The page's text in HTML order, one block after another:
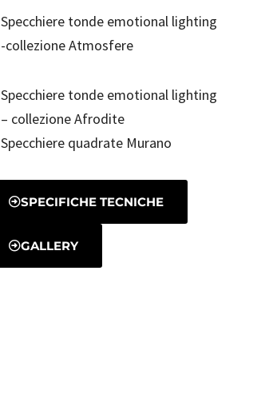
Specchiere tonde emotional lighting
-collezione Atmosfere
Specchiere tonde emotional lighting
– collezione Afrodite
Specchiere quadrate Murano
SPECIFICHE TECNICHE
GALLERY